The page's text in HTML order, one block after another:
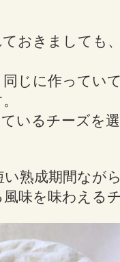
おきましても
じに作ってい
いるチーズを
熟成期間なが
味を味わえる